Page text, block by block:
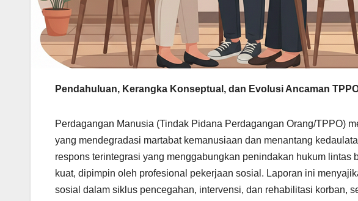
Pendahuluan, Kerangka Konseptual, dan Evolusi Ancaman
Perdagangan Manusia (Tindak Pidana Perdagangan Orang/TPPO)
yang mendegradasi martabat kemanusiaan dan menantang
respons terintegrasi yang menggabungkan penindakan hukum lintas
kuat, dipimpin oleh profesional pekerjaan sosial. Laporan ini
sosial dalam siklus pencegahan, intervensi, dan rehabilitasi korban,